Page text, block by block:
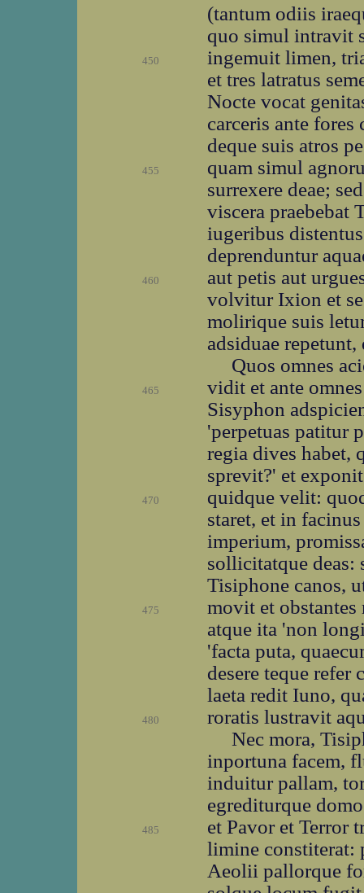
(tantum odiis
quo simul intravit
450
ingemuit limen,
et tres latratus
Nocte vocat
carceris ante fores
deque suis atros
455
quam simul
surrexere deae;
viscera praebebat
iugeribus
deprenduntur
460
aut petis aut
volvitur Ixion et
molirique suis
adsiduae
Quos omnes
465
vidit et ante
Sisyphon
'perpetuas patitur
regia dives habet,
sprevit?' et
470
quidque velit:
staret, et in
imperium,
sollicitatque deas:
Tisiphone canos,
475
movit et obstantes
atque ita 'non
'facta puta,
desere teque refer
laeta redit Iuno,
480
roratis lustravit
Nec mora,
inportuna facem,
induitur pallam,
egrediturque
485
et Pavor et Terror
limine constiterat:
Aeolii pallorque